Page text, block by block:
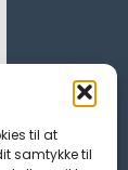
til at
samtykke til